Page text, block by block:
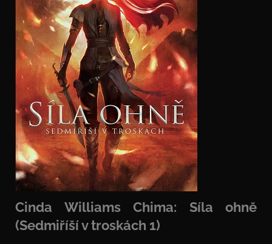
Cinda Williams Chima: Síla ohně
(Sedmiříší v troskách 1)